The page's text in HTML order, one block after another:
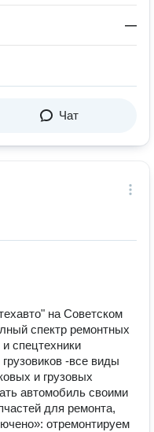
—
Чат
на Советском
спектр ремонтных
спецтехники
-все виды
и грузовых
автомобиль своими
для ремонта,
отремонтируем